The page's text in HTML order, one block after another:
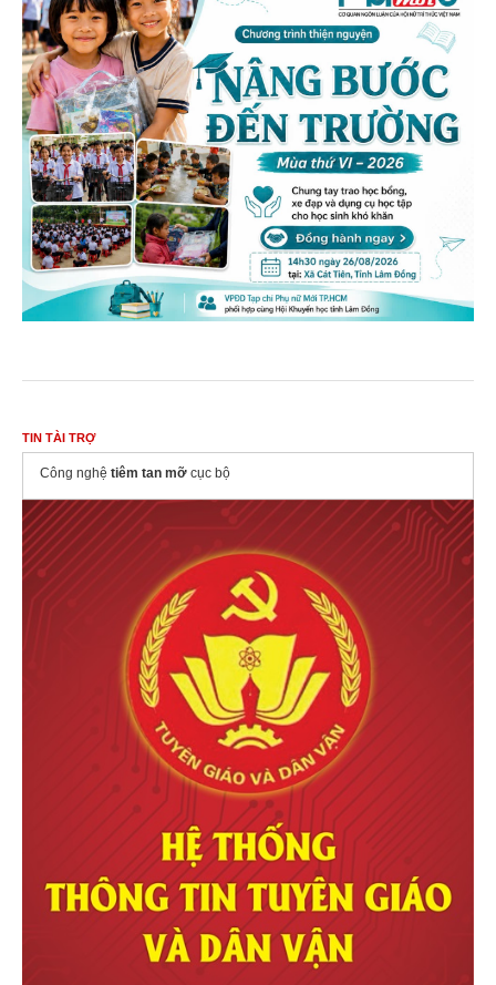
TIN TÀI TRỢ
Công nghệ tiêm tan mỡ cục bộ